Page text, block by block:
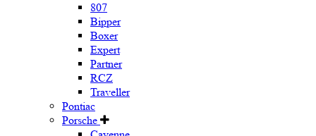
807
Bipper
Boxer
Expert
Partner
RCZ
Traveller
Pontiac
Porsche